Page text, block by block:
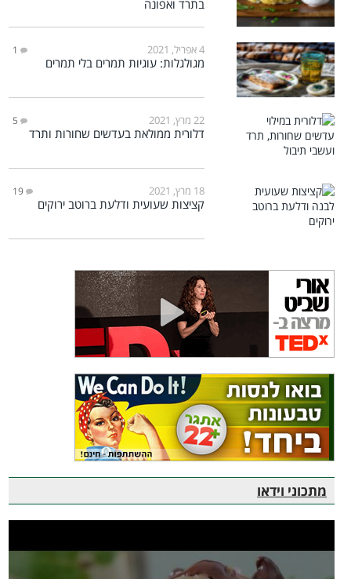
בתרד ואפונה
4 אפריל, 2021 1
מגולגלות: עוגיות תמרים בלי תמרים
22 מרץ, 2021 5
דלורית ממולאת בעדשים שחורות ותרד
18 מרץ, 2021 19
קציצות שעועית ודלעת ברוטב ירוקים
מתכוני וידאו